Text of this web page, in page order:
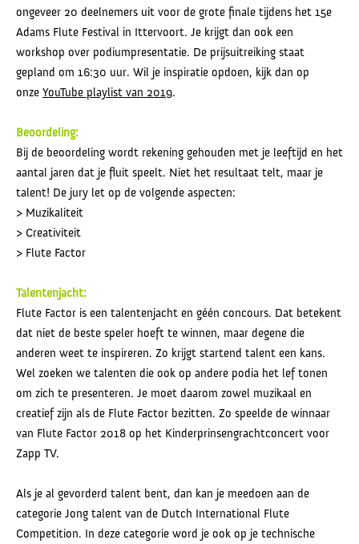
ongeveer 20 deelnemers uit voor de grote finale tijdens het 15e
Adams Flute Festival in Ittervoort. Je krijgt dan ook een
workshop over podiumpresentatie. De prijsuitreiking staat
gepland om 16:30 uur. Wil je inspiratie opdoen, kijk dan op
onze YouTube playlist van 2019.
Beoordeling:
Bij de beoordeling wordt rekening gehouden met je leeftijd en het
aantal jaren dat je fluit speelt. Niet het resultaat telt, maar je
talent! De jury let op de volgende aspecten:
> Muzikaliteit
> Creativiteit
> Flute Factor
Talentenjacht:
Flute Factor is een talentenjacht en géén concours. Dat betekent
dat niet de beste speler hoeft te winnen, maar degene die
anderen weet te inspireren. Zo krijgt startend talent een kans.
Wel zoeken we talenten die ook op andere podia het lef tonen
om zich te presenteren. Je moet daarom zowel muzikaal en
creatief zijn als de Flute Factor bezitten. Zo speelde de winnaar
van Flute Factor 2018 op het Kinderprinsengrachtconcert voor
Zapp TV.
Als je al gevorderd talent bent, dan kan je meedoen aan de
categorie Jong talent van de Dutch International Flute
Competition. In deze categorie word je ook op je technische